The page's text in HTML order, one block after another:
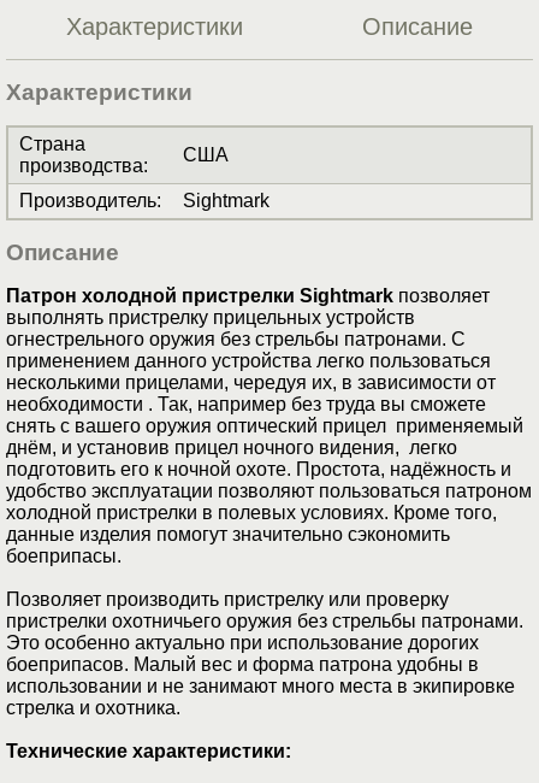
Характеристики Описание
Характеристики
Страна
производства:
США
Производитель: Sightmark
Описание
Патрон холодной пристрелки Sightmark позволяет
выполнять пристрелку прицельных устройств
огнестрельного оружия без стрельбы патронами. С
применением данного устройства легко пользоваться
несколькими прицелами, чередуя их, в зависимости от
необходимости . Так, например без труда вы сможете
снять с вашего оружия оптический прицел применяемый
днём, и установив прицел ночного видения, легко
подготовить его к ночной охоте. Простота, надёжность и
удобство эксплуатации позволяют пользоваться патроном
холодной пристрелки в полевых условиях. Кроме того,
данные изделия помогут значительно сэкономить
боеприпасы.
Позволяет производить пристрелку или проверку
пристрелки охотничьего оружия без стрельбы патронами.
Это особенно актуально при использование дорогих
боеприпасов. Малый вес и форма патрона удобны в
использовании и не занимают много места в экипировке
стрелка и охотника.
Технические характеристики: